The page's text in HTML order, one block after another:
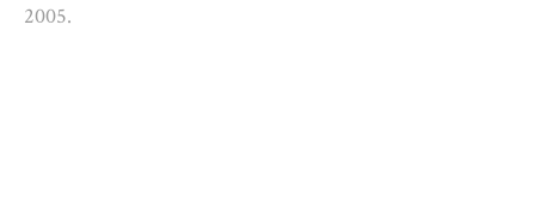
2005.